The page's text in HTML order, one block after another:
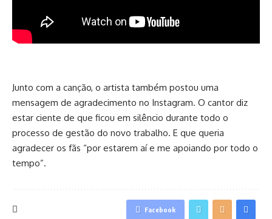
Junto com a canção, o artista também postou uma
mensagem de agradecimento no Instagram. O cantor diz
estar ciente de que ficou em silêncio durante todo o
processo de gestão do novo trabalho. E que queria
agradecer os fãs “por estarem aí e me apoiando por todo o
tempo”.
Facebook